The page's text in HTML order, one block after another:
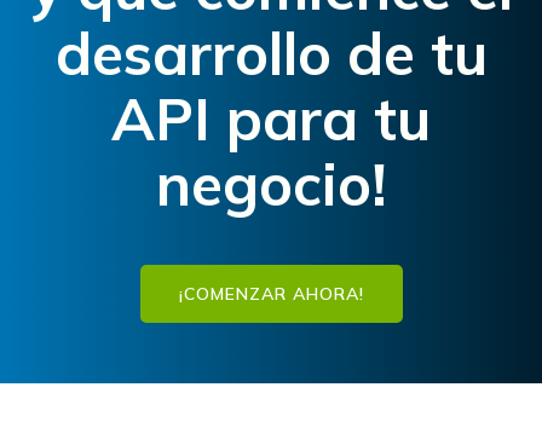
desarrollo de tu
API para tu
negocio!
¡COMENZAR AHORA!